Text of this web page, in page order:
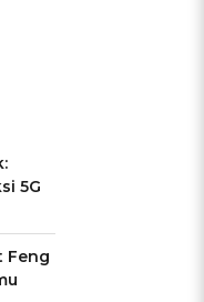
5G
Feng